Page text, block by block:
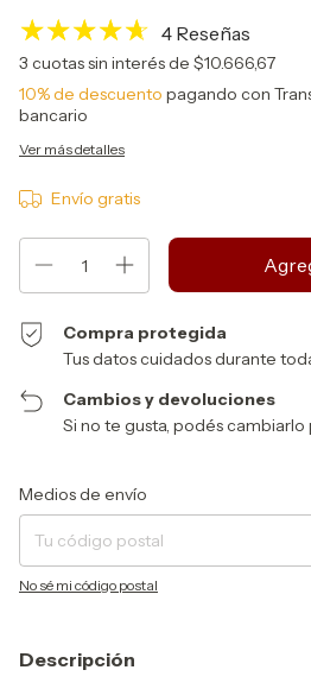
4 Reseñas
3 cuotas sin interés de $10.666,67
10% de descuento pagando con
bancario
Ver más detalles
Envío gratis
Compra protegida
Tus datos cuidados durante
Cambios y devoluciones
Si no te gusta, podés
Entregas para el CP:
Medios de envío
No sé mi código postal
Descripción